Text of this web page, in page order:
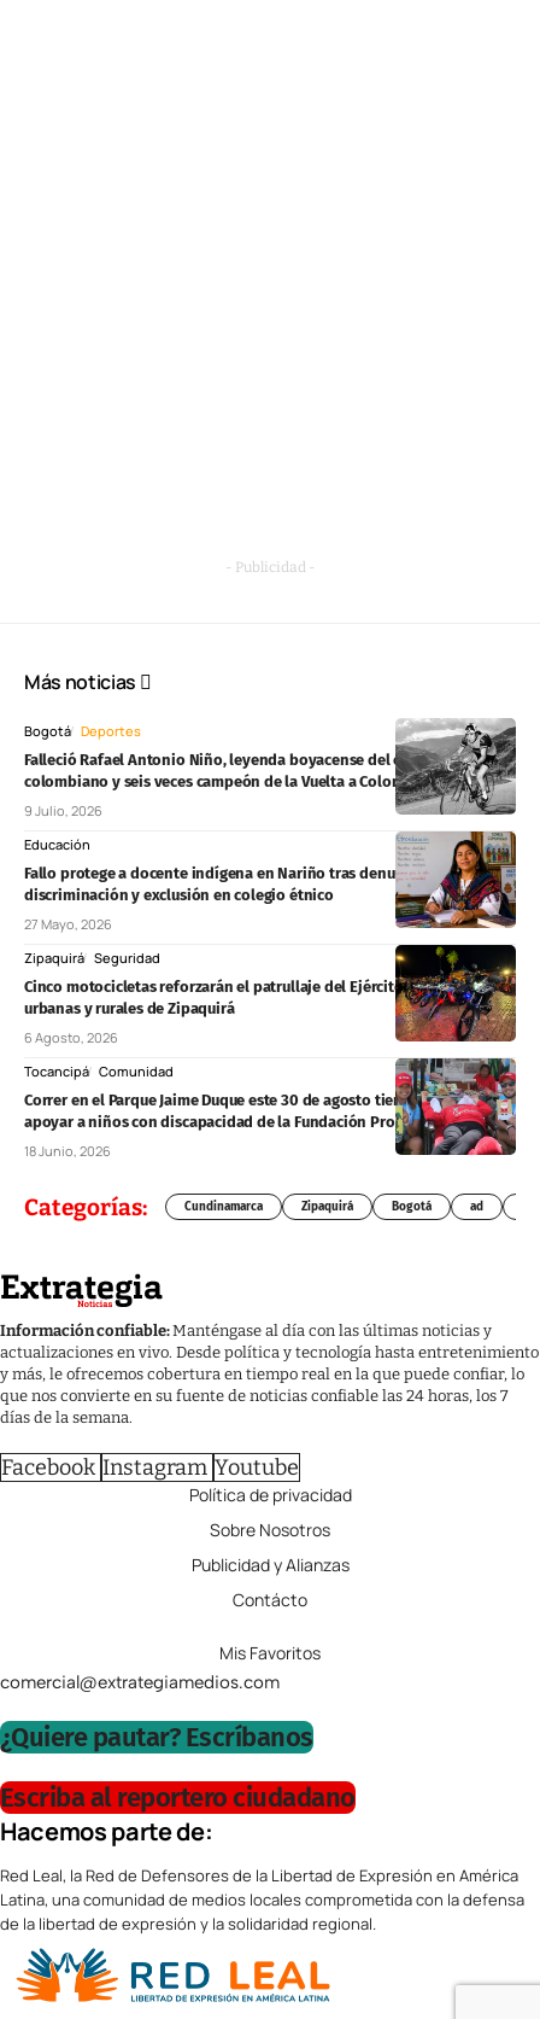
- Publicidad -
Más noticias
Bogotá Deportes
Falleció Rafael Antonio Niño, leyenda boyacense del ciclismo
colombiano y seis veces campeón de la Vuelta a Colombia
9 Julio, 2026
Educación
Fallo protege a docente indígena en Nariño tras denuncias de
discriminación y exclusión en colegio étnico
27 Mayo, 2026
Zipaquirá Seguridad
Cinco motocicletas reforzarán el patrullaje del Ejército en zonas
urbanas y rurales de Zipaquirá
6 Agosto, 2026
Tocancipá Comunidad
Correr en el Parque Jaime Duque este 30 de agosto tiene un propósito:
apoyar a niños con discapacidad de la Fundación Proyecto Unión
18 Junio, 2026
Categorías: Cundinamarca Zipaquirá Bogotá ad
Información confiable:Manténgase al día con las últimas noticias y
actualizaciones en vivo. Desde política y tecnología hasta entretenimiento
y más, le ofrecemos cobertura en tiempo real en la que puede confiar, lo
que nos convierte en su fuente de noticias confiable las 24 horas, los 7
días de la semana.
Facebook Instagram Youtube
Política de privacidad
Sobre Nosotros
Publicidad y Alianzas
Contácto
Mis Favoritos
comercial@extrategiamedios.com
¿Quiere pautar? Escríbanos
Escriba al reportero ciudadano
Hacemos parte de:
Red Leal, la Red de Defensores de la Libertad de Expresión en América
Latina, una comunidad de medios locales comprometida con la defensa
de la libertad de expresión y la solidaridad regional.